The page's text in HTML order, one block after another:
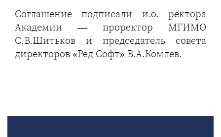
Соглашение подписали и.о. ректора
Академии — проректор МГИМО
С.В.Шитьков и председатель совета
директоров «Ред Софт» В.А.Комлев.